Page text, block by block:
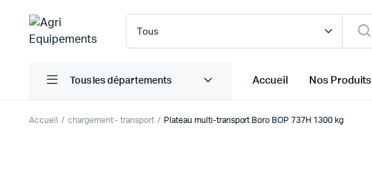
Tous les départements Accueil Nos Produits
Accueil chargement - transport Plateau multi-transport Boro BOP 737H 1300 kg